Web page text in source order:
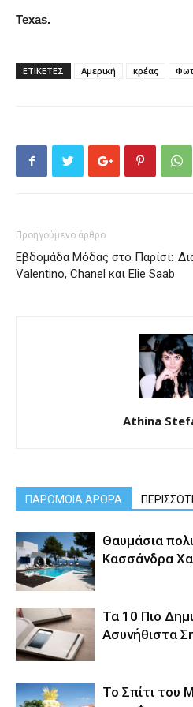
Texas.
ΕΤΙΚΕΤΕΣ Αμερική κρέας
Προηγούμενο άρθρο
Εβδομάδα Μόδας στο Παρίσι:
Valentino, Chanel και Elie Saab
Athina
ΠΑΡΟΜΟΙΑ ΑΡΘΡΑ
Θαυμάσια
Κασσάνδρα
Τα 10 Πιο
Ασυνήθιστα
Το Σπίτι του